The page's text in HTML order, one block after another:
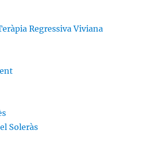
Regressiva Viviana
Soleràs